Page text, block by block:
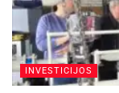
kurios didina
jaunų Lietuvos
įgūdžius,
dirbtiniu
INVESTICIJOS